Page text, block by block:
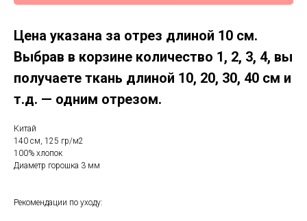
Цена указана за отрез длиной 10 см.
Выбрав в корзине количество 1, 2, 3, 4, вы
получаете ткань длиной 10, 20, 30, 40 см и
т.д. — одним отрезом.
Китай
140 см, 125 гр/м2
100% хлопок
Диаметр горошка 3 мм
Рекомендации по уходу: